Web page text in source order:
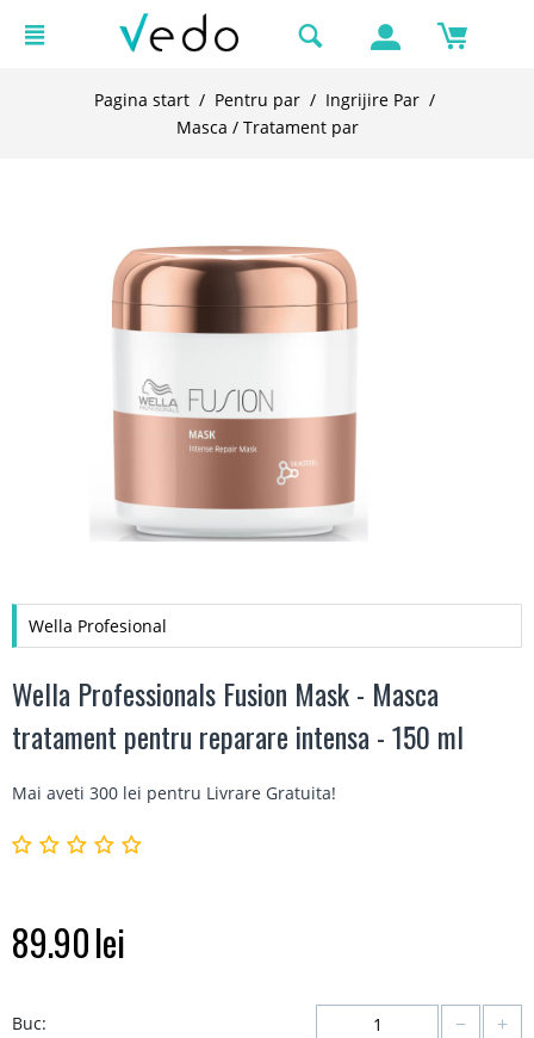
Pagina start / Pentru par / Ingrijire Par /
Masca / Tratament par
Wella Profesional
Wella Professionals Fusion Mask - Masca
tratament pentru reparare intensa - 150 ml
Mai aveti 300 lei pentru Livrare Gratuita!
89.90lei
Buc: +
−